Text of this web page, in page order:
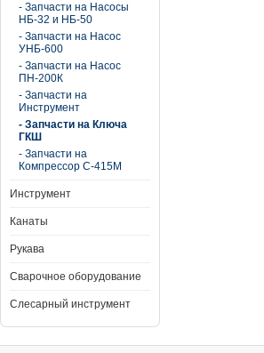
- Запчасти на Насосы
НБ-32 и НБ-50
- Запчасти на Насос
УНБ-600
- Запчасти на Насос
ПН-200К
- Запчасти на
Инструмент
- Запчасти на Ключа
ГКШ
- Запчасти на
Компрессор С-415М
Инструмент
Канаты
Рукава
Сварочное оборудование
Слесарный инструмент